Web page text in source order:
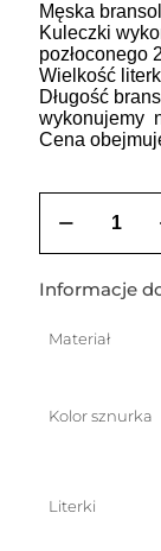
Męska
Kuleczki
pozłoconego
Wielkość
Długość
wykonujemy
Cena
Bransoletka
szczęście
dowolną
literką
Informacje
Materiał
Kolor sznurka
Literki